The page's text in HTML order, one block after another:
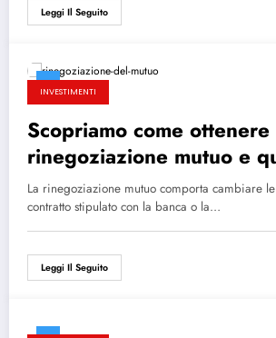
Leggi Il Seguito
INVESTIMENTI
Scopriamo come ottenere
rinegoziazione mutuo e
vantaggi comporta
La rinegoziazione mutuo comporta cambiare
contratto stipulato con la banca o la…
Leggi Il Seguito